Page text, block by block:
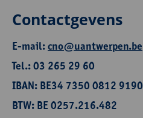
Contactgevens
E-mail:cno@uantwerpen.be
Tel.: 03 265 29 60
IBAN: BE34 7350 0812 9190
BTW: BE 0257.216.482